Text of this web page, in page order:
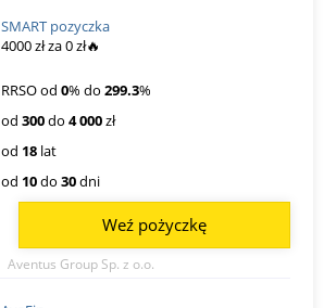
SMART pozyczka
4000 zł za 0 zł🔥
RRSO od 0% do 299.3%
od 300do 4 000zł
od 18 lat
od 10do 30dni
Aventus Group Sp. z o.o.
Weź pożyczkę